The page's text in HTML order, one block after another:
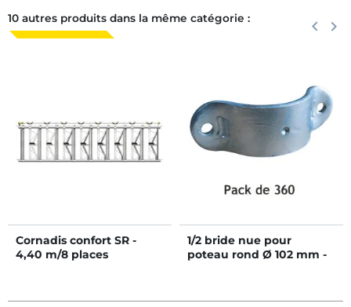
10 autres produits dans la même catégorie : keyboard_arrow_left keyboard_arrow_right
Cornadis confort SR -
4,40 m/8 places
1/2 bride nue pour
poteau rond Ø 102 mm -